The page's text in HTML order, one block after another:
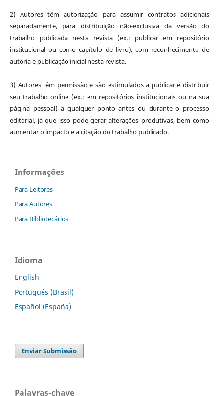
2) Autores têm autorização para assumir contratos adicionais
separadamente, para distribuição não-exclusiva da versão do
trabalho publicada nesta revista (ex.: publicar em repositório
institucional ou como capítulo de livro), com reconhecimento de
autoria e publicação inicial nesta revista.
3) Autores têm permissão e são estimulados a publicar e distribuir
seu trabalho online (ex.: em repositórios institucionais ou na sua
página pessoal) a qualquer ponto antes ou durante o processo
editorial, já que isso pode gerar alterações produtivas, bem como
aumentar o impacto e a citação do trabalho publicado.
Informações
Para Leitores
Para Autores
Para Bibliotecários
Idioma
English
Português (Brasil)
Español (España)
Enviar Submissão
Palavras-chave